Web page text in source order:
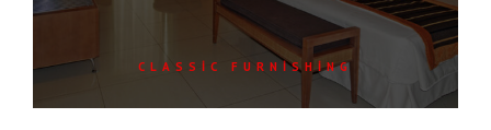
CLASSIC FURNISHING